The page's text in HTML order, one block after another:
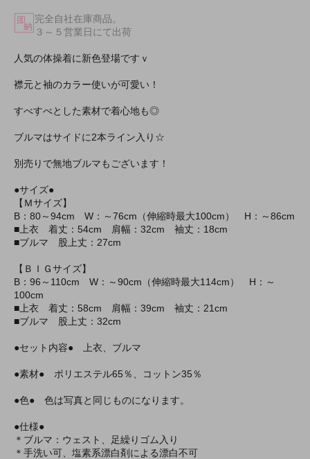
完全自社在庫商品。
３～５営業日にて出荷
人気の体操着に新色登場ですｖ
襟元と袖のカラー使いが可愛い！
すべすべとした素材で着心地も◎
ブルマはサイドに2本ライン入り☆
別売りで無地ブルマもございます！
●サイズ●
【Ｍサイズ】
B：80～94cm W：～76cm（伸縮時最大100cm） H：～86cm
■上衣 着丈：54cm 肩幅：32cm 袖丈：18cm
■ブルマ 股上丈：27cm
【ＢＩＧサイズ】
B：96～110cm W：～90cm（伸縮時最大114cm） H：～
100cm
■上衣 着丈：58cm 肩幅：39cm 袖丈：21cm
■ブルマ 股上丈：32cm
●セット内容● 上衣、ブルマ
●素材● ポリエステル65％、コットン35％
●色● 色は写真と同じものになります。
●仕様●
＊ブルマ：ウェスト、足繰りゴム入り
＊手洗い可、塩素系漂白剤による漂白不可